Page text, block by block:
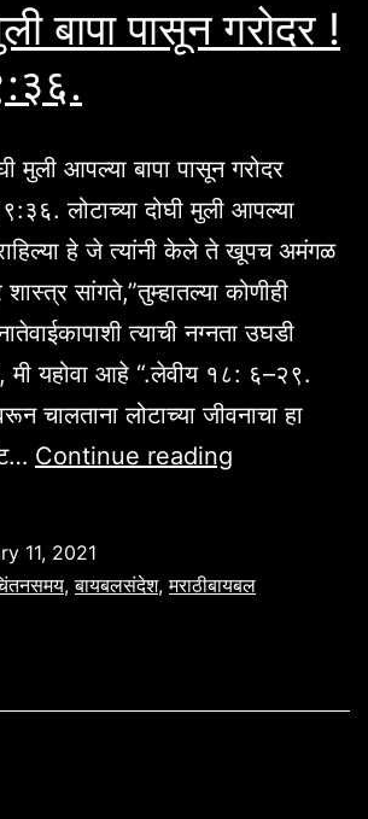
बापा पासून गरोदर !
मुली आपल्या बापा पासून गरोदर
लोटाच्या दोघी मुली आपल्या
राहिल्या हे जे त्यांनी केले ते खूपच अमंगळ
सांगते,”तुम्हातल्या कोणीही
त्याची नग्नता उघडी
यहोवा आहे “.लेवीय १८: ६–२९.
चालताना लोटाच्या जीवनाचा हा
Continue reading
पासून
11, 2021
,बायबलसंदेश,मराठीबायबल